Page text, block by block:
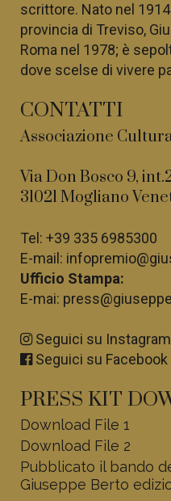
scrittore. Nato nel 1914
provincia di Treviso,
Roma nel 1978; è
dove scelse di vivere
CONTATTI
Associazione
Via Don Bosco 9,
31021 Mogliano
Tel: +39 335 6985300
E-mail:
Ufficio Stampa:
E-mai:
Seguici su Instagram
Seguici su Facebook
PRESS KIT
Download File 1
Download File 2
Pubblicato il bando
Giuseppe Berto